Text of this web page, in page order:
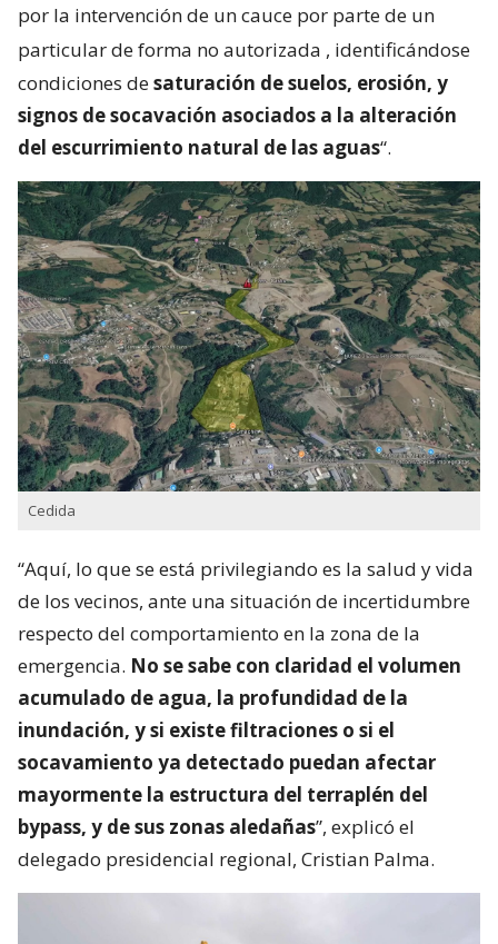
por la intervención de un cauce por parte de un
particular de forma no autorizada , identificándose
condiciones desaturación de suelos, erosión, y
signos de socavación asociados a la alteración
del escurrimiento natural de las aguas“.
Cedida
“Aquí, lo que se está privilegiando es la salud y vida
de los vecinos, ante una situación de incertidumbre
respecto del comportamiento en la zona de la
emergencia. No se sabe con claridad el volumen
acumulado de agua, la profundidad de la
inundación, y si existe filtraciones o si el
socavamiento ya detectado puedan afectar
mayormente la estructura del terraplén del
bypass, y de sus zonas aledañas”, explicó el
delegado presidencial regional, Cristian Palma.